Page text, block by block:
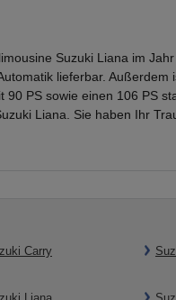
Suzuki Liana im
lieferbar.
PS sowie einen 106 PS
Liana. Sie haben Ihr
Carry